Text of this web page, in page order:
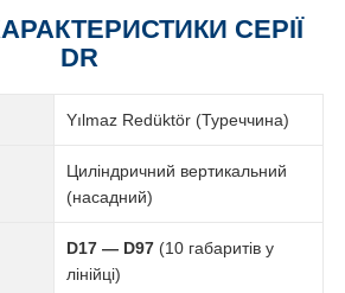
СЕРІЇ
DR
Yılmaz Redüktör (Туреччина)
Циліндричний вертикальний
(насадний)
D17 — D97 (10 габаритів у
лінійці)